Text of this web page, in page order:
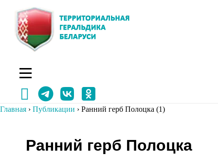
содержимому
Главная › Публикации › Ранний герб Полоцка (1)
Ранний герб Полоцка
Навигация